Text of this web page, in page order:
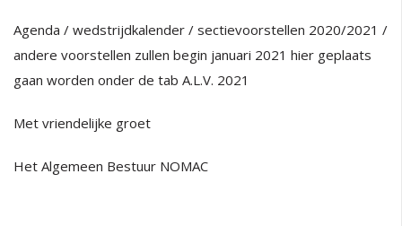
Agenda / wedstrijdkalender / sectievoorstellen 2020/2021 /
andere voorstellen zullen begin januari 2021 hier geplaats
gaan worden onder de tab A.L.V. 2021
Met vriendelijke groet
Het Algemeen Bestuur NOMAC